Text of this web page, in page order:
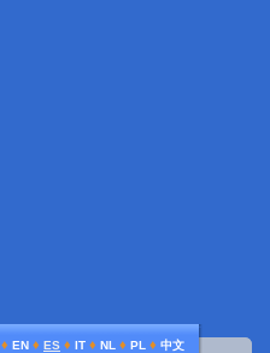
♦ EN ♦ ES ♦ IT ♦ NL ♦ PL ♦ 中文